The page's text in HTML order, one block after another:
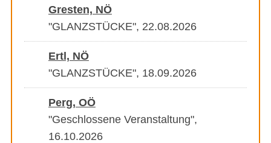
Gresten, NÖ
"GLANZSTÜCKE", 22.08.2026
Ertl, NÖ
"GLANZSTÜCKE", 18.09.2026
Perg, OÖ
"Geschlossene Veranstaltung",
16.10.2026